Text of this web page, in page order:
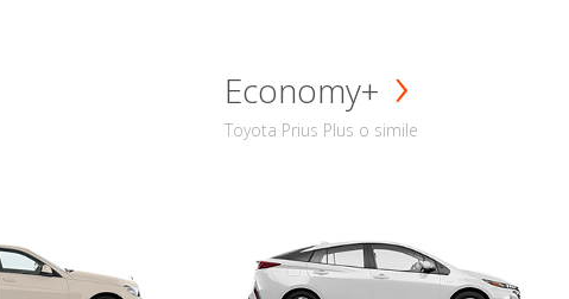
Economy+
Toyota Prius Plus o simile